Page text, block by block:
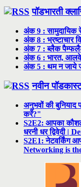
पॉडभारती
अंक 9 : सामुदायिक
अंक 8 : भ्रष्टाचार
अंक 7 : ब्लैक
अंक 6 : भारत,
अंक 5 : थम न जाये
नवीन
अनुभवों की बुनियाद
करें?"
S2E2: आपका
धरनी धर द्विवेदी
S2E1: नेटवर्किंग
Networking is